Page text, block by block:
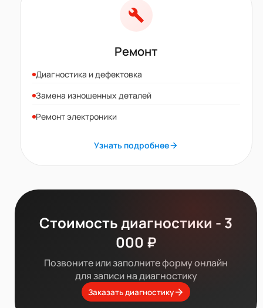
Ремонт
Диагностика и дефектовка
Замена изношенных деталей
Ремонт электроники
Узнать подробнее
Стоимость диагностики - 3
000 ₽
Позвоните или заполните форму онлайн
для записи на диагностику
Заказать диагностику